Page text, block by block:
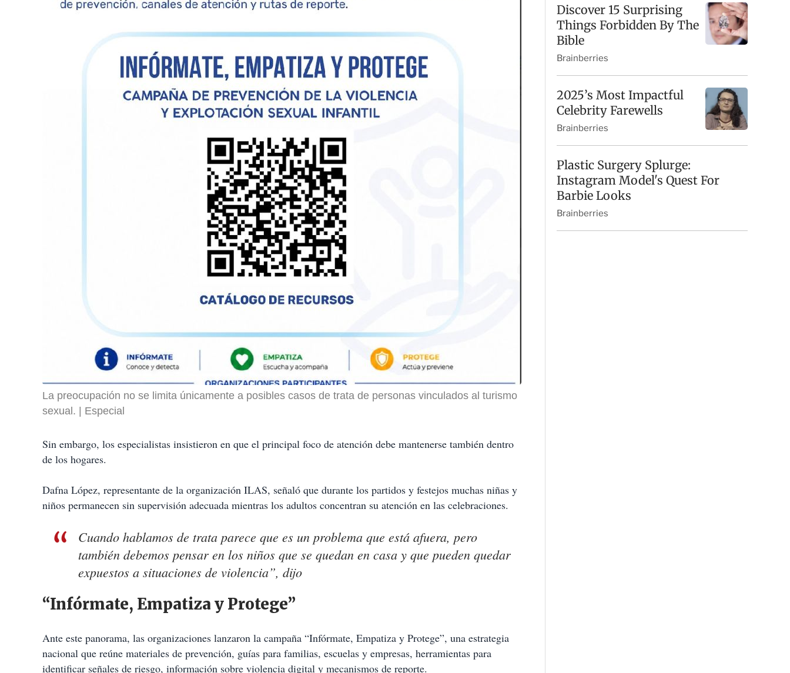
La preocupación no se limita únicamente a posibles casos de trata de personas vinculados al turismo
sexual.
Especial
Sin embargo, los especialistas insistieron en que el principal foco de atención debe mantenerse también dentro
de los hogares.
Dafna López, representante de la organización ILAS, señaló que durante los partidos y festejos muchas niñas y
niños permanecen sin supervisión adecuada mientras los adultos concentran su atención en las celebraciones.
Cuando hablamos de trata parece que es un problema que está afuera, pero
también debemos pensar en los niños que se quedan en casa y que pueden quedar
expuestos a situaciones de violencia”, dijo
“Infórmate, Empatiza y Protege”
Ante este panorama, las organizaciones lanzaron la campaña “Infórmate, Empatiza y Protege”, una estrategia
nacional que reúne materiales de prevención, guías para familias, escuelas y empresas, herramientas para
identificar señales de riesgo, información sobre violencia digital y mecanismos de reporte.